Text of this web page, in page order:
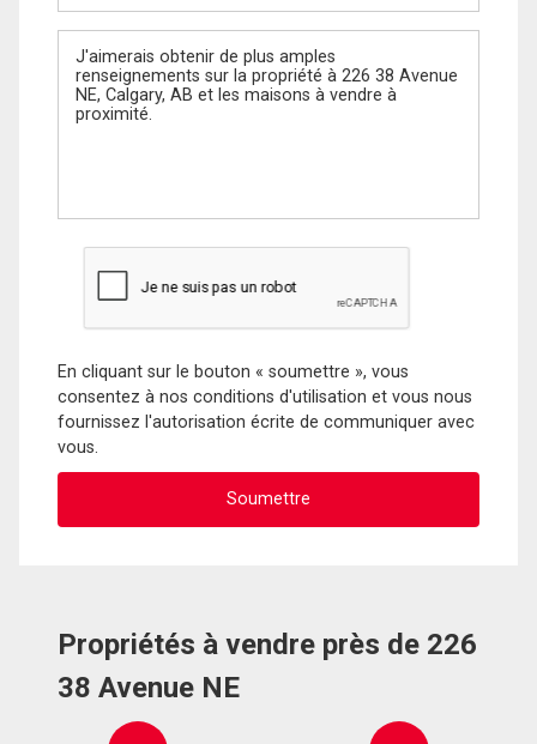
Message
En cliquant sur le bouton « soumettre », vous
consentez à nos conditions d'utilisation et vous nous
fournissez l'autorisation écrite de communiquer avec
vous.
Propriétés à vendre près de 226
38 Avenue NE